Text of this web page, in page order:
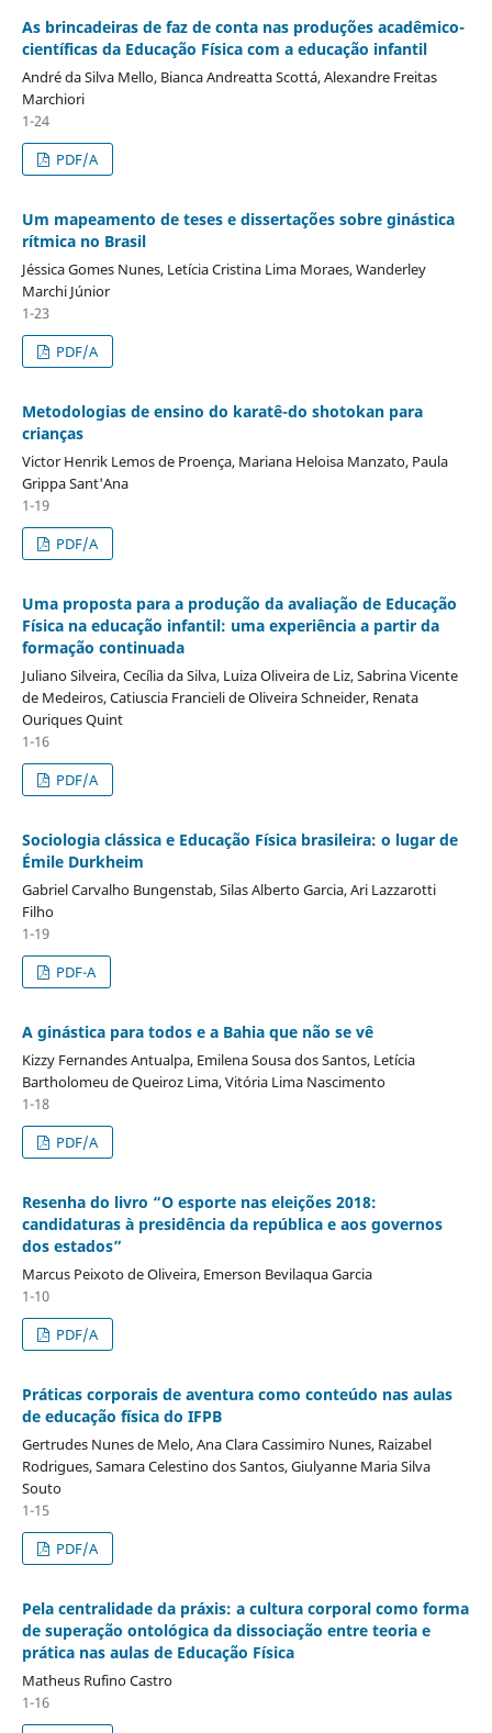
As brincadeiras de faz de conta nas produções acadêmico-
científicas da Educação Física com a educação infantil
André da Silva Mello, Bianca Andreatta Scottá, Alexandre Freitas
Marchiori
1-24
PDF/A
Um mapeamento de teses e dissertações sobre ginástica
rítmica no Brasil
Jéssica Gomes Nunes, Letícia Cristina Lima Moraes, Wanderley
Marchi Júnior
1-23
PDF/A
Metodologias de ensino do karatê-do shotokan para
crianças
Victor Henrik Lemos de Proença, Mariana Heloisa Manzato, Paula
Grippa Sant'Ana
1-19
PDF/A
Uma proposta para a produção da avaliação de Educação
Física na educação infantil: uma experiência a partir da
formação continuada
Juliano Silveira, Cecília da Silva, Luiza Oliveira de Liz, Sabrina Vicente
de Medeiros, Catiuscia Francieli de Oliveira Schneider, Renata
Ouriques Quint
1-16
PDF/A
Sociologia clássica e Educação Física brasileira: o lugar de
Émile Durkheim
Gabriel Carvalho Bungenstab, Silas Alberto Garcia, Ari Lazzarotti
Filho
1-19
PDF-A
A ginástica para todos e a Bahia que não se vê
Kizzy Fernandes Antualpa, Emilena Sousa dos Santos, Letícia
Bartholomeu de Queiroz Lima, Vitória Lima Nascimento
1-18
PDF/A
Resenha do livro “O esporte nas eleições 2018:
candidaturas à presidência da república e aos governos
dos estados”
Marcus Peixoto de Oliveira, Emerson Bevilaqua Garcia
1-10
PDF/A
Práticas corporais de aventura como conteúdo nas aulas
de educação física do IFPB
Gertrudes Nunes de Melo, Ana Clara Cassimiro Nunes, Raizabel
Rodrigues, Samara Celestino dos Santos, Giulyanne Maria Silva
Souto
1-15
PDF/A
Pela centralidade da práxis: a cultura corporal como forma
de superação ontológica da dissociação entre teoria e
prática nas aulas de Educação Física
Matheus Rufino Castro
1-16